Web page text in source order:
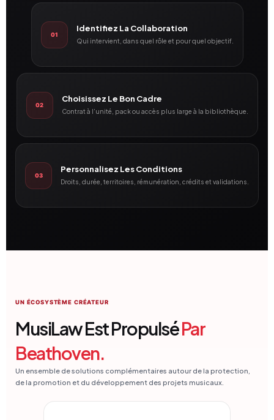
01
Identifiez La Collaboration
Qui intervient, dans quel rôle et pour quel objectif.
02
Choisissez Le Bon Cadre
Contrat à l’unité, pack ou accès plus large à la bibliothèque.
03
Personnalisez Les Conditions
Droits, durée, territoires, rémunération, crédits et validations.
UN ÉCOSYSTÈME CRÉATEUR
MusiLaw Est PropulséPar
Beathoven.
Un ensemble de solutions complémentaires autour de la protection,
de la promotion et du développement des projets musicaux.